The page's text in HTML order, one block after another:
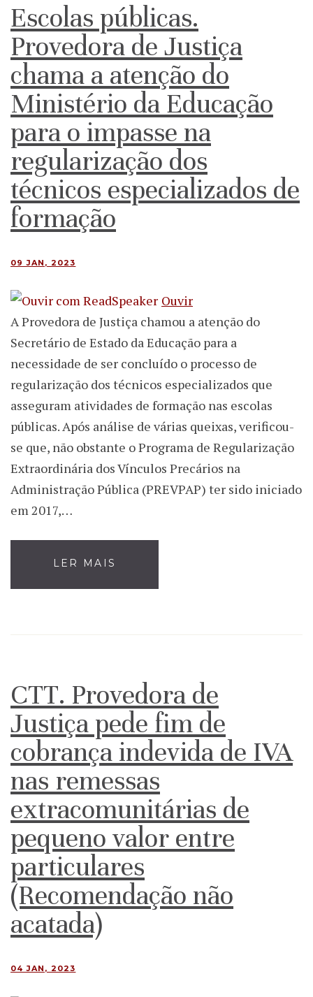
Escolas públicas.
Provedora de Justiça
chama a atenção do
Ministério da Educação
para o impasse na
regularização dos
técnicos especializados de
formação
09 JAN, 2023
Ouvir
A Provedora de Justiça chamou a atenção do
Secretário de Estado da Educação para a
necessidade de ser concluído o processo de
regularização dos técnicos especializados que
asseguram atividades de formação nas escolas
públicas. Após análise de várias queixas, verificou-
se que, não obstante o Programa de Regularização
Extraordinária dos Vínculos Precários na
Administração Pública (PREVPAP) ter sido iniciado
em 2017,…
LER MAIS
CTT. Provedora de
Justiça pede fim de
cobrança indevida de IVA
nas remessas
extracomunitárias de
pequeno valor entre
particulares
(Recomendação não
acatada)
04 JAN, 2023